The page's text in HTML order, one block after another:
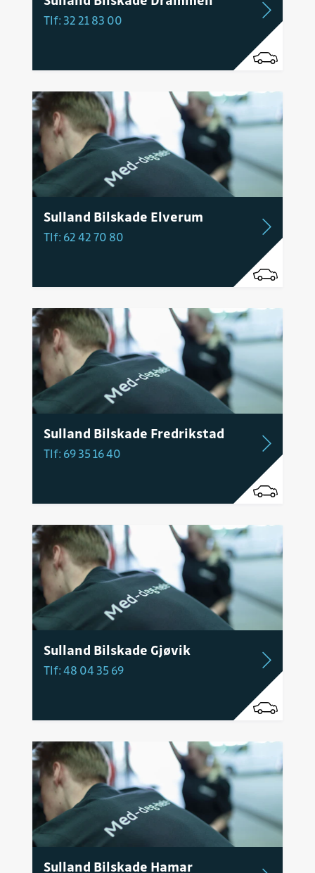
Tlf: 32 21 83 00
Sulland Bilskade Elverum
Tlf: 62 42 70 80
Sulland Bilskade Fredrikstad
Tlf: 69 35 16 40
Sulland Bilskade Gjøvik
Tlf: 48 04 35 69
Sulland Bilskade Hamar